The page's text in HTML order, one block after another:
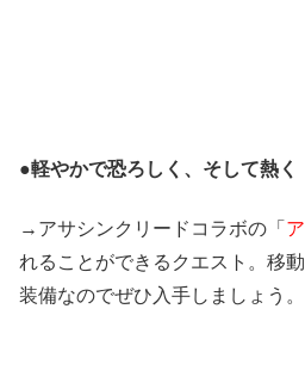
●軽やかで恐ろしく、そして熱く
→アサシンクリードコラボの「
れることができるクエスト。移
装備なのでぜひ入手しましょう。